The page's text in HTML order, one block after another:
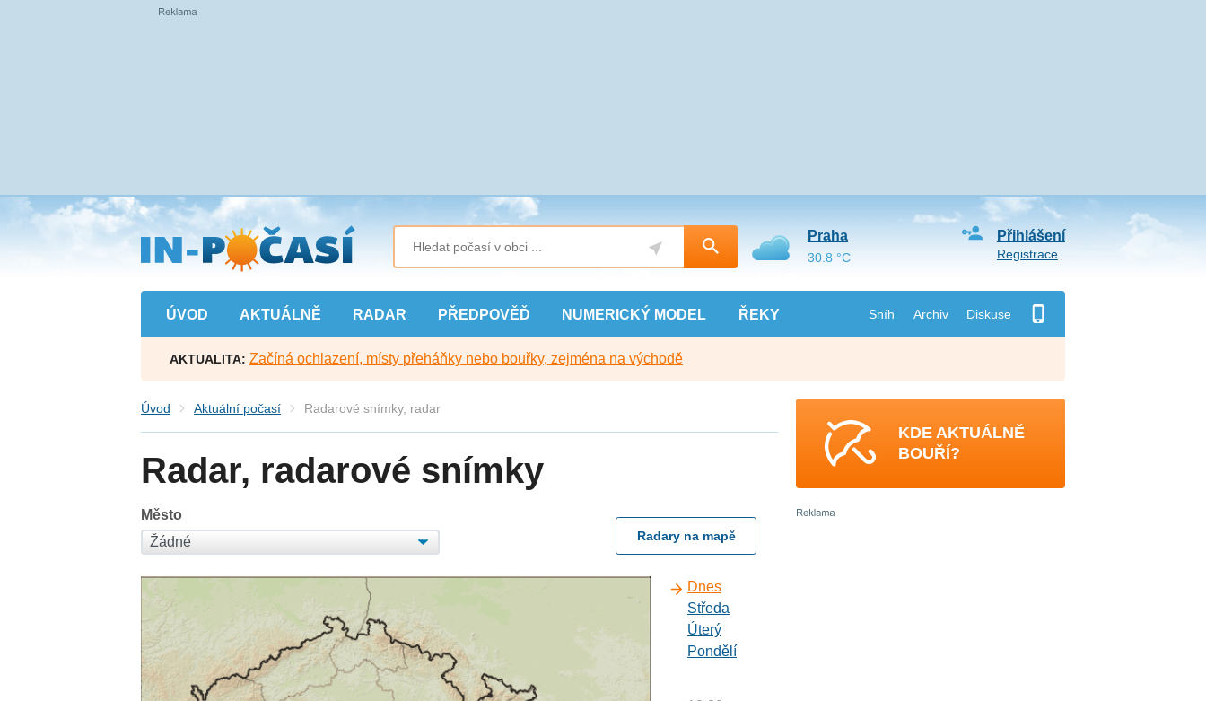
Přejít
na
hlavní
obsah
ÚVOD AKTUÁLNĚ RADAR PŘEDPOVĚĎ NUMERICKÝ MODEL ŘEKY Sníh Archiv Diskuse
Přihlášení
Registrace
Praha
30.8 °C
AKTUALITA: Začíná ochlazení, místy přeháňky nebo bouřky, zejména na východě
Úvod Aktuální počasí Radarové snímky, radar
Radar, radarové snímky
Město
Radary na mapě
Dnes
Středa
Úterý
Pondělí
KDE AKTUÁLNĚ
BOUŘÍ?